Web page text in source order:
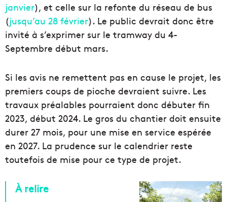
janvier), et celle sur la refonte du réseau de bus
(jusqu’au 28 février). Le public devrait donc être
invité à s’exprimer sur le tramway du 4-
Septembre début mars.
Si les avis ne remettent pas en cause le projet, les
premiers coups de pioche devraient suivre. Les
travaux préalables pourraient donc débuter fin
2023, début 2024. Le gros du chantier doit ensuite
durer 27 mois, pour une mise en service espérée
en 2027. La prudence sur le calendrier reste
toutefois de mise pour ce type de projet.
À relire